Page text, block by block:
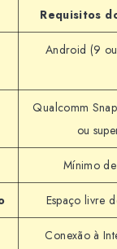
Requisitos
Android (9
Qualcomm
ou
Mínimo
Espaço livre
Conexão à